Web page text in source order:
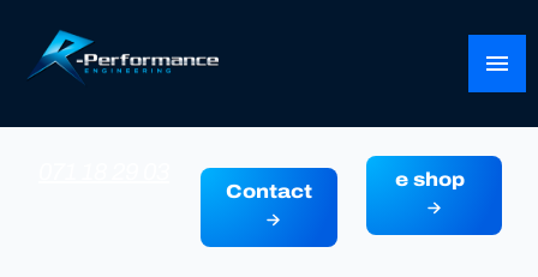
menu
Contact
e shop